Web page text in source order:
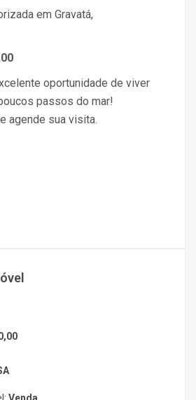
em Gravatá,
oportunidade de viver
passos do mar!
agende sua visita.